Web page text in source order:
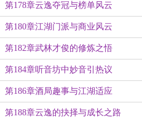
第178章云逸夺冠与榜单风云
第180章江湖门派与商业风云
第182章武林才俊的修炼之悟
第184章听音坊中妙音引热议
第186章酒局趣事与江湖适应
第188章云逸的抉择与成长之路